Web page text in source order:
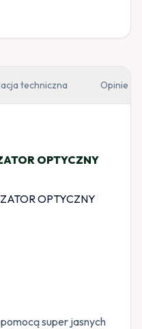
techniczna Opinie
OPTYCZNY
super jasnych